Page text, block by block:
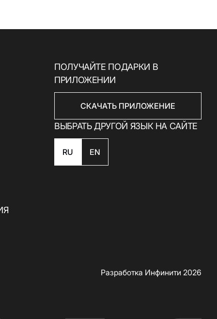
ПОЛУЧАЙТЕ ПОДАРКИ В
ПРИЛОЖЕНИИ
СКАЧАТЬ ПРИЛОЖЕНИЕ
ВЫБРАТЬ ДРУГОЙ ЯЗЫК НА САЙТЕ
RU EN
Разработка Инфинити 2026